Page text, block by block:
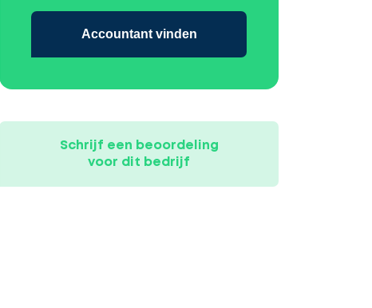
Accountant vinden
Schrijf een beoordeling
voor dit bedrijf